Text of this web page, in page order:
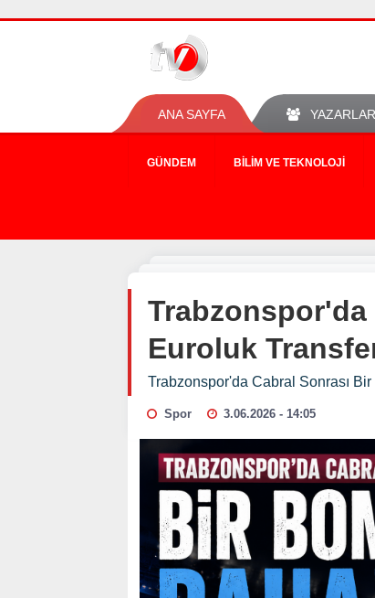
ANA SAYFA YAZARLAR
GÜNDEM BILIM VE TEKNOLOJI
Trabzonspor'da
Euroluk
Trabzonspor'da Cabral Sonrası
Spor 3.06.2026 - 14:05